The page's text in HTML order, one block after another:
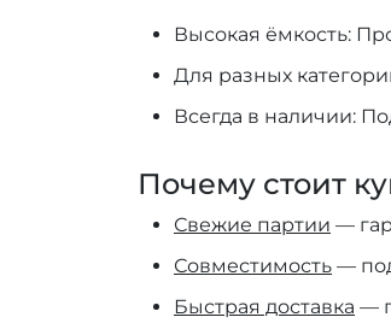
Высокая ёмкость:
Для разных
Всегда в наличии:
Почему стоит
Свежие партии —
Совместимость —
Быстрая доставка —